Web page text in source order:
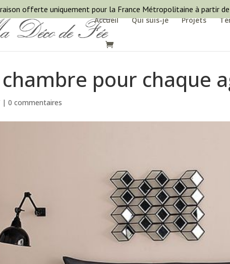
Accueil Qui suis-je Projets
pour chaque
|0 commentaires
offerte uniquement pour la France Métropolitaine à partir de